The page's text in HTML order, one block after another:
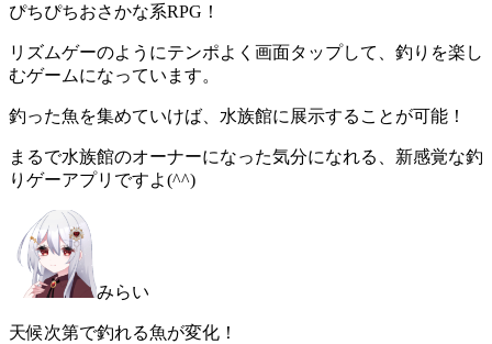
ぴちぴちおさかな系RPG！
リズムゲーのようにテンポよく画面タップして、釣りを楽し
むゲームになっています。
釣った魚を集めていけば、水族館に展示することが可能！
まるで水族館のオーナーになった気分になれる 、新感覚な釣
りゲーアプリですよ(^^)
みらい
天候次第で釣れる魚が変化！